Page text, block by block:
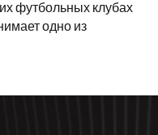
футбольных клубах
одно из